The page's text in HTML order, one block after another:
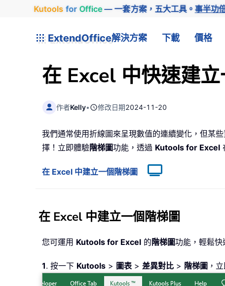
Kutools for Office— 一套方案，五大工具。事半功
ExtendOffice解決方案 下載 價格
在 Excel 中快速建
作者Kelly• 修改日期2024-11-20
我們通常使用折線圖來呈現數值的連續變化，但某
擇！立即體驗階梯圖功能，透過 Kutools for Excel
在 Excel 中建立一個階梯圖
在 Excel 中建立一個階梯圖
您可運用 Kutools for Excel 的 階梯圖功能，輕鬆快
1. 按一下 Kutools > 圖表> 差異對比 > 階梯圖 ，